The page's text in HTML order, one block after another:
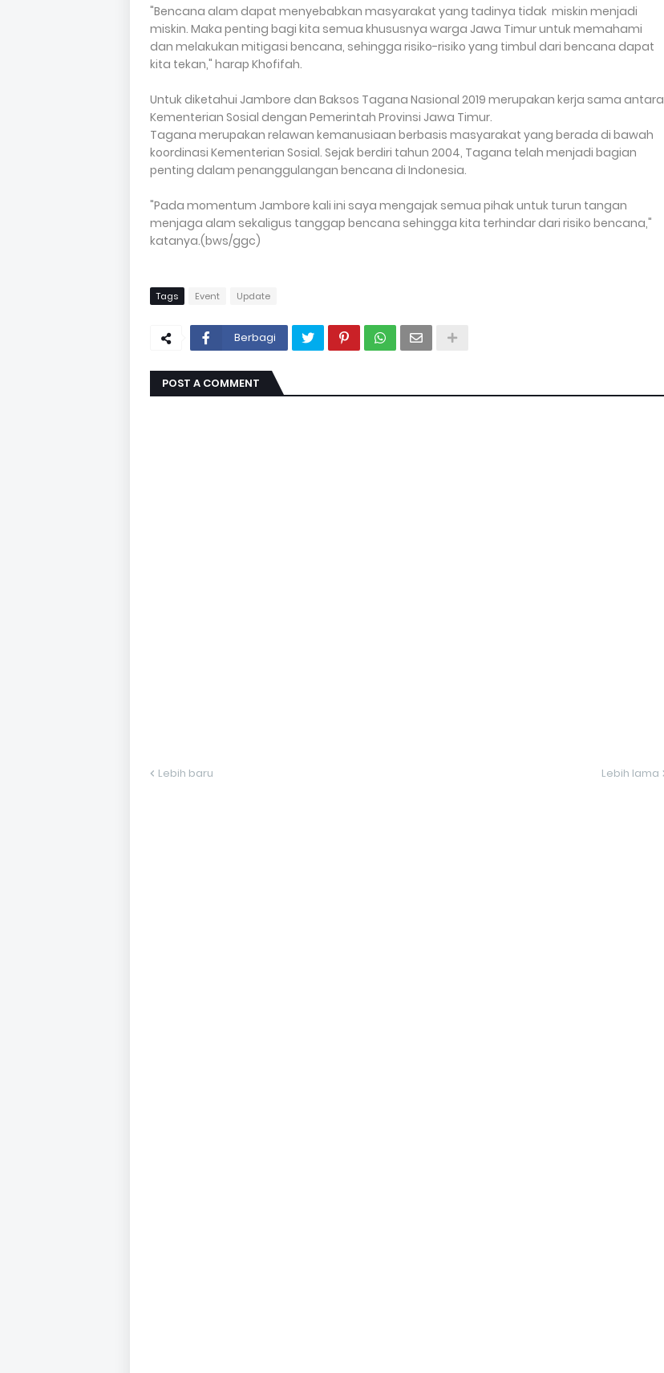
"Bencana alam dapat menyebabkan masyarakat yang tadinya tidak miskin menjadi
miskin. Maka penting bagi kita semua khususnya warga Jawa Timur untuk memahami
dan melakukan mitigasi bencana, sehingga risiko-risiko yang timbul dari bencana dapat
kita tekan," harap Khofifah.
Untuk diketahui Jambore dan Baksos Tagana Nasional 2019 merupakan kerja sama antara
Kementerian Sosial dengan Pemerintah Provinsi Jawa Timur.
Tagana merupakan relawan kemanusiaan berbasis masyarakat yang berada di bawah
koordinasi Kementerian Sosial. Sejak berdiri tahun 2004, Tagana telah menjadi bagian
penting dalam penanggulangan bencana di Indonesia.
"Pada momentum Jambore kali ini saya mengajak semua pihak untuk turun tangan
menjaga alam sekaligus tanggap bencana sehingga kita terhindar dari risiko bencana,"
katanya.(bws/ggc)
Tags Event Update
Berbagi
POST A COMMENT
Lebih baru Lebih lama